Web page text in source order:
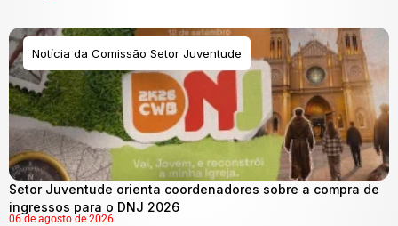
Notícia da Comissão Setor Juventude
Setor Juventude orienta coordenadores sobre a compra de
ingressos para o DNJ 2026
06 de agosto de 2026